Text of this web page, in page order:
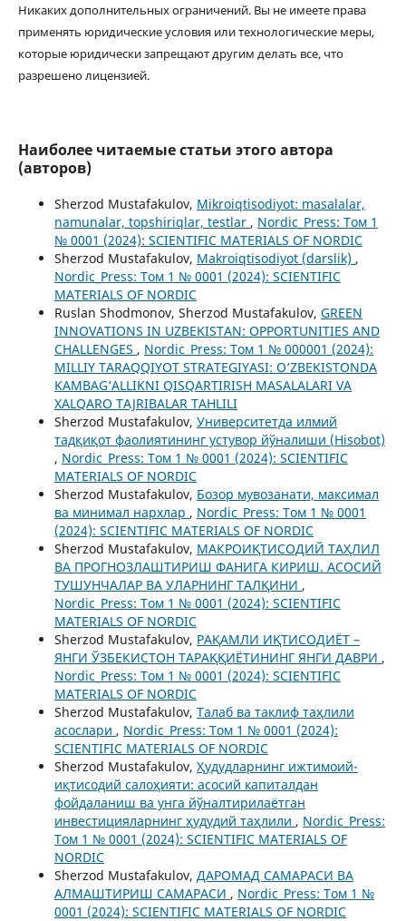
Никаких дополнительных ограничений. Вы не имеете права
применять юридические условия или технологические меры,
которые юридически запрещают другим делать все, что
разрешено лицензией.
Наиболее читаемые статьи этого автора
(авторов)
Sherzod Mustafakulov, Mikroiqtisodiyot: masalalar,
namunalar, topshiriqlar, testlar , Nordic_Press: Том 1
№ 0001 (2024): SCIENTIFIC MATERIALS OF NORDIC
Sherzod Mustafakulov, Makroiqtisodiyot (darslik) ,
Nordic_Press: Том 1 № 0001 (2024): SCIENTIFIC
MATERIALS OF NORDIC
Ruslan Shodmonov, Sherzod Mustafakulov, GREEN
INNOVATIONS IN UZBEKISTAN: OPPORTUNITIES AND
CHALLENGES , Nordic_Press: Том 1 № 000001 (2024):
MILLIY TARAQQIYOT STRATEGIYASI: O‘ZBEKISTONDA
KAMBAG‘ALLIKNI QISQARTIRISH MASALALARI VA
XALQARO TAJRIBALAR TAHLILI
Sherzod Mustafakulov, Университетда илмий
тадқиқот фаолиятининг устувор йўналиши (Hisobot)
, Nordic_Press: Том 1 № 0001 (2024): SCIENTIFIC
MATERIALS OF NORDIC
Sherzod Mustafakulov, Бозор мувозанати, максимал
ва минимал нархлар , Nordic_Press: Том 1 № 0001
(2024): SCIENTIFIC MATERIALS OF NORDIC
Sherzod Mustafakulov, МАКРОИҚТИСОДИЙ ТАҲЛИЛ
ВА ПРОГНОЗЛАШТИРИШ ФАНИГА КИРИШ. АСОСИЙ
ТУШУНЧАЛАР ВА УЛАРНИНГ ТАЛҚИНИ ,
Nordic_Press: Том 1 № 0001 (2024): SCIENTIFIC
MATERIALS OF NORDIC
Sherzod Mustafakulov, РАҚАМЛИ ИҚТИСОДИЁТ –
ЯНГИ ЎЗБЕКИСТОН ТАРАҚҚИЁТИНИНГ ЯНГИ ДАВРИ ,
Nordic_Press: Том 1 № 0001 (2024): SCIENTIFIC
MATERIALS OF NORDIC
Sherzod Mustafakulov, Талаб ва таклиф таҳлили
асослари , Nordic_Press: Том 1 № 0001 (2024):
SCIENTIFIC MATERIALS OF NORDIC
Sherzod Mustafakulov, Ҳудудларнинг ижтимоий-
иқтисодий салоҳияти: асосий капиталдан
фойдаланиш ва унга йўналтирилаётган
инвестицияларнинг ҳудудий таҳлили , Nordic_Press:
Том 1 № 0001 (2024): SCIENTIFIC MATERIALS OF
NORDIC
Sherzod Mustafakulov, ДАРОМАД САМАРАСИ ВА
АЛМАШТИРИШ САМАРАСИ , Nordic_Press: Том 1 №
0001 (2024): SCIENTIFIC MATERIALS OF NORDIC